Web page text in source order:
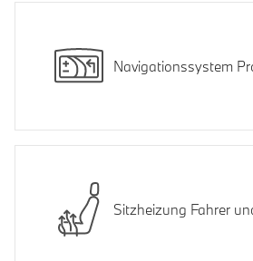
Navigationssystem
Sitzheizung Fahrer